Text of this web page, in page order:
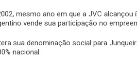
mesmo ano em que a JVC alcançou
vende sua participação no
sua denominação social para
nacional.